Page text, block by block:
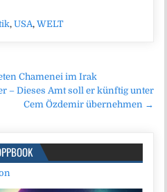
,USA,WELT
Chamenei im Irak
– Dieses Amt soll er künftig unter
Cem Özdemir übernehmen →